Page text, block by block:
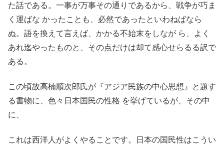
た話である。一事が万事その通りであるから、戦争が巧ま
く運ばな かったことも、必然であったといわねばなら
ぬ。語を換えて言えば、かかる不始末をしなが ら、よく
あれ迄やったものと、その点だけは却て感心せらるる訳で
ある。
この頃故高楠順次郎氏が『アジア民族の中心思想』と題す
る書物に、色々日本国民の性格 を挙げているが、その中
に、
これは西洋人がよくやることです。日本の国民性はこうい